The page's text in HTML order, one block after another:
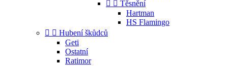
  Těsnění
Hartman
HS Flamingo
  Hubení škůdců
Geti
Ostatní
Ratimor